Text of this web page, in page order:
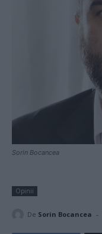
Sorin Bocancea
Opinii
De Sorin Bocancea -